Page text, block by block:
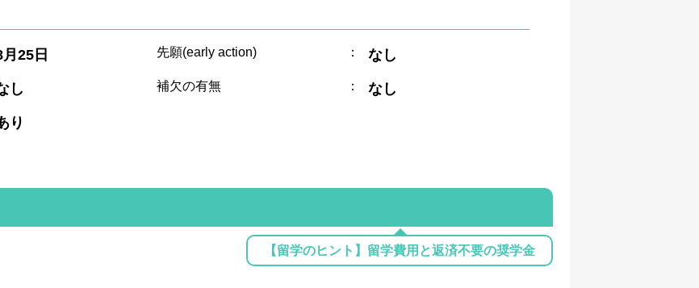
月25日 先願(early action) ： なし
し 補欠の有無 ： なし
り
【留学のヒント】留学費用と返済不要の奨学金